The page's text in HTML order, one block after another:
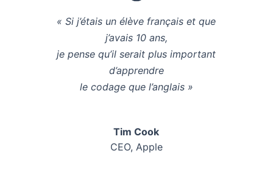
« Si j’étais un élève français et que
j’avais 10 ans,
je pense qu’il serait plus important
d’apprendre
le codage que l’anglais »
Tim Cook
CEO, Apple